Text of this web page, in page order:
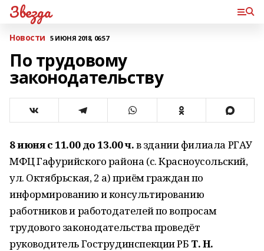
Звезда
Новости 5 ИЮНЯ 2018, 06:57
По трудовому
законодательству
8 июня с 11.00 до 13.00 ч.в здании филиала РГАУ
МФЦ Гафурийского района (с. Красноусольский,
ул. Октябрьская, 2 а) приём граждан по
информированию и консультированию
работников и работодателей по вопросам
трудового законодательства проведёт
руководитель Гострудинспекции РБ Т. Н.